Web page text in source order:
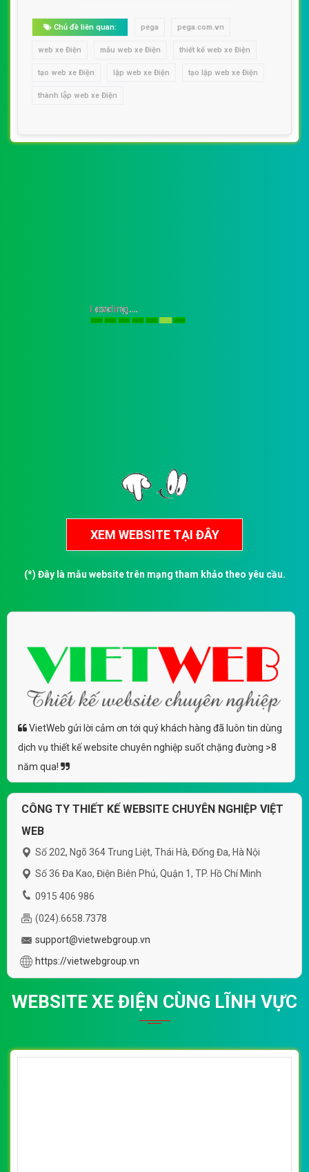
Chủ đề liên quan: pega pega.com.vn
web xe Điện mẫu web xe Điện thiết kế web xe Điện
tạo web xe Điện lập web xe Điện tạo lập web xe Điện
thành lập web xe Điện
(*) Đây là mẫu website trên mạng tham khảo theo yêu cầu.
dịch vụ thiết kế website chuyên nghiệp suốt chặng đường >8